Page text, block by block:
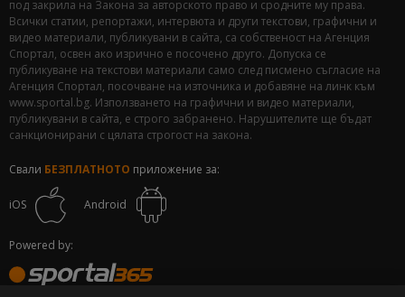
под закрила на Закона за авторското право и сродните му права.
Всички статии, репортажи, интервюта и други текстови, графични и
видео материали, публикувани в сайта, са собственост на Агенция
Спортал, освен ако изрично е посочено друго. Допуска се
публикуване на текстови материали само след писмено съгласие на
Агенция Спортал, посочване на източника и добавяне на линк към
www.sportal.bg. Използването на графични и видео материали,
публикувани в сайта, е строго забранено. Нарушителите ще бъдат
санкционирани с цялата строгост на закона.
Свали БЕЗПЛАТНОТО приложение за:
iOS Android
Powered by: